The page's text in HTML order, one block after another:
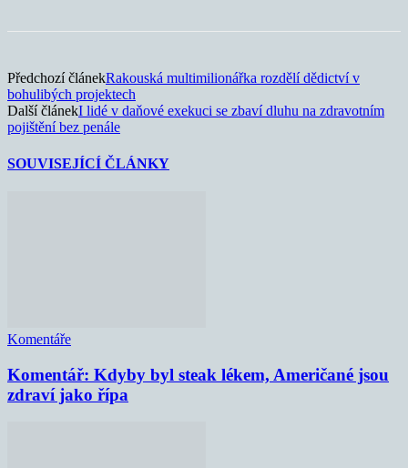
Předchozí článekRakouská multimilionářka rozdělí dědictví v
bohulibých projektech
Další článekI lidé v daňové exekuci se zbaví dluhu na zdravotním
pojištění bez penále
SOUVISEJÍCÍ ČLÁNKY
Komentáře
Komentář: Kdyby byl steak lékem, Američané jsou
zdraví jako řípa